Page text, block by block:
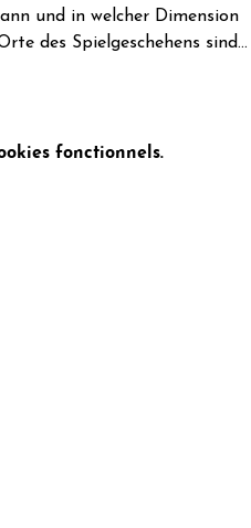
und in welcher Dimension
des Spielgeschehens sind…
fonctionnels.